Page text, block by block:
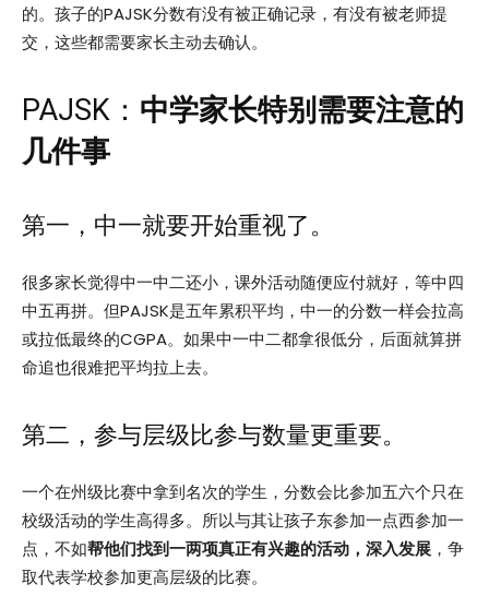
的。孩子的PAJSK分数有没有被正确记录，有没有被老师提
交，这些都需要家长主动去确认。
PAJSK： 中学家长特别需要注意的
几件事
第一，中一就要开始重视了。
很多家长觉得中一中二还小，课外活动随便应付就好，等中四
中五再拼。但PAJSK是五年累积平均，中一的分数一样会拉高
或拉低最终的CGPA。如果中一中二都拿很低分，后面就算拼
命追也很难把平均拉上去。
第二，参与层级比参与数量更重要。
一个在州级比赛中拿到名次的学生，分数会比参加五六个只在
校级活动的学生高得多。所以与其让孩子东参加一点西参加一
点，不如帮他们找到一两项真正有兴趣的活动，深入发展 ，争
取代表学校参加更高层级的比赛。